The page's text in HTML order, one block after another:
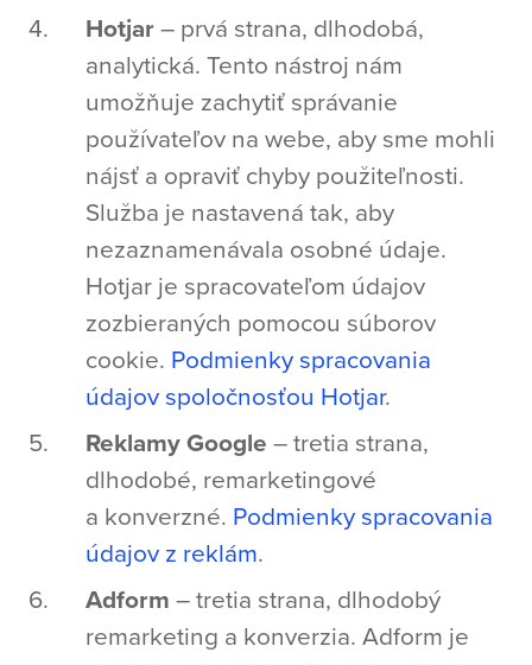
Hotjar– prvá strana, dlhodobá,
analytická. Tento nástroj nám
umožňuje zachytiť správanie
používateľov na webe, aby sme mohli
nájsť a opraviť chyby použiteľnosti.
Služba je nastavená tak, aby
nezaznamenávala osobné údaje.
Hotjar je spracovateľom údajov
zozbieraných pomocou súborov
cookie. Podmienky spracovania
údajov spoločnosťou Hotjar.
Reklamy Google – tretia strana,
dlhodobé, remarketingové
a konverzné. Podmienky spracovania
údajov z reklám.
Adform – tretia strana, dlhodobý
remarketing a konverzia. Adform je